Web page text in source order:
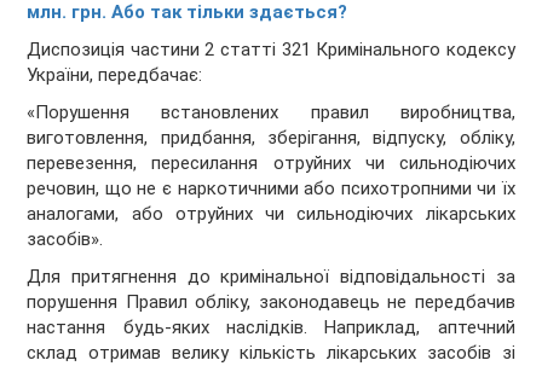
млн. грн. Або так тільки здається?
Диспозиція частини 2 статті 321 Кримінального кодексу
України, передбачає:
«Порушення встановлених правил виробництва,
виготовлення, придбання, зберігання, відпуску, обліку,
перевезення, пересилання отруйних чи сильнодіючих
речовин, що не є наркотичними або психотропними чи їх
аналогами, або отруйних чи сильнодіючих лікарських
засобів».
Для притягнення до кримінальної відповідальності за
порушення Правил обліку, законодавець не передбачив
настання будь-яких наслідків. Наприклад, аптечний
склад отримав велику кількість лікарських засобів зі